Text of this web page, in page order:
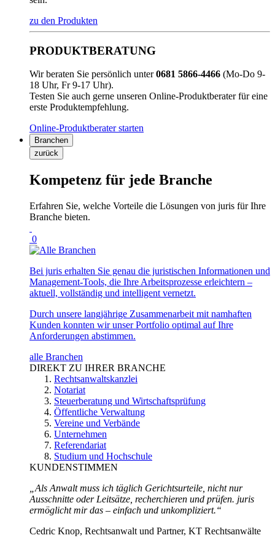
zu den Produkten
PRODUKTBERATUNG
Wir beraten Sie persönlich unter0681 5866-4466 (Mo-Do 9-
18 Uhr, Fr 9-17 Uhr).
Testen Sie auch gerne unseren Online-Produktberater für eine
erste Produktempfehlung.
Online-Produktberater starten
Branchen
zurück
Kompetenz für jede Branche
Erfahren Sie, welche Vorteile die Lösungen von juris für Ihre
Branche bieten.
0
Bei juris erhalten Sie genau die juristischen Informationen und
Management-Tools, die Ihre Arbeitsprozesse erleichtern –
aktuell, vollständig und intelligent vernetzt.
Durch unsere langjährige Zusammenarbeit mit namhaften
Kunden konnten wir unser Portfolio optimal auf Ihre
Anforderungen abstimmen.
alle Branchen
DIREKT ZU IHRER BRANCHE
Rechtsanwaltskanzlei
Notariat
Steuerberatung und Wirtschaftsprüfung
Öffentliche Verwaltung
Vereine und Verbände
Unternehmen
Referendariat
Studium und Hochschule
KUNDENSTIMMEN
„Als Anwalt muss ich täglich Gerichtsurteile, nicht nur
Ausschnitte oder Leitsätze, recherchieren und prüfen. juris
ermöglicht mir das – einfach und unkompliziert.“
Cedric Knop, Rechtsanwalt und Partner, KT Rechtsanwälte